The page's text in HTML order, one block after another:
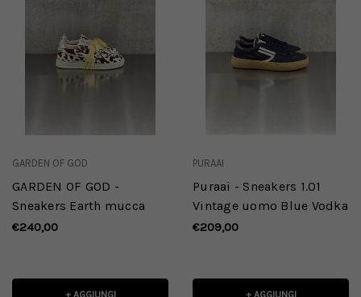
GARDEN OF GOD
GARDEN OF GOD -
Sneakers Earth mucca
€240,00
+ AGGIUNGI
PURAAI
Puraai - Sneakers 1.01
Vintage uomo Blue Vodka
€209,00
+ AGGIUNGI